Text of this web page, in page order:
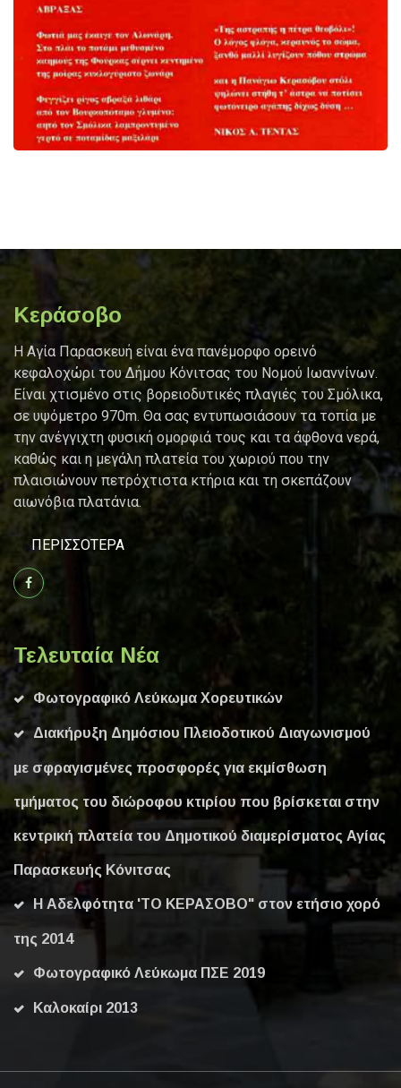
Κεράσοβο
Η Αγία Παρασκευή είναι ένα πανέμορφo ορεινό
κεφαλοχώρι του Δήμου Κόνιτσας του Νομού Ιωαννίνων.
Είναι χτισμένο στις βορειοδυτικές πλαγιές του Σμόλικα,
σε υψόμετρο 970m. Θα σας εντυπωσιάσουν τα τοπία με
την ανέγγιχτη φυσική ομορφιά τους και τα άφθονα νερά,
καθώς και η μεγάλη πλατεία του χωριού που την
πλαισιώνουν πετρόχτιστα κτήρια και τη σκεπάζουν
αιωνόβια πλατάνια.
ΠΕΡΙΣΣΌΤΕΡΑ
Τελευταία Νέα
Φωτογραφικό Λεύκωμα Χορευτικών
Διακήρυξη Δημόσιου Πλειοδοτικού Διαγωνισμού
με σφραγισμένες προσφορές για εκμίσθωση
τμήματος του διώροφου κτιρίου που βρίσκεται στην
κεντρική πλατεία του Δημοτικού διαμερίσματος Αγίας
Παρασκευής Κόνιτσας
Η Αδελφότητα 'ΤΟ ΚΕΡΑΣΟΒΟ" στον ετήσιο χορό
της 2014
Φωτογραφικό Λεύκωμα ΠΣΕ 2019
Καλοκαίρι 2013